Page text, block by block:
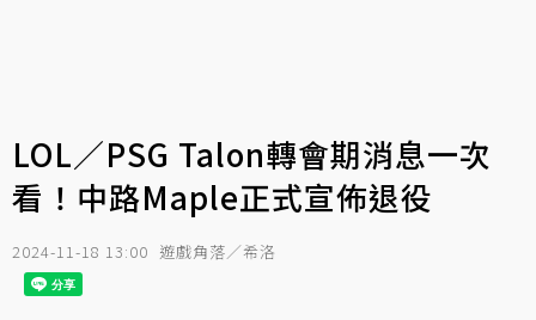
LOL／PSG Talon轉會期消息一次
看！中路Maple正式宣佈退役
2024-11-18 13:00 遊戲角落／希洛